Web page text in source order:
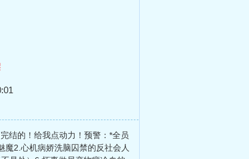
结的！给我点动力！预警：*全员
2.心机病娇洗脑囚禁的反社会人